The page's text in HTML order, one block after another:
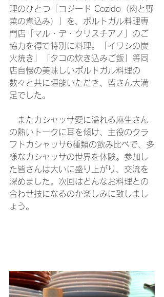
理のひとつ「コジード Cozido（肉と野
菜の煮込み）」を、ポルトガル料理専
門店「マル・デ・クリスチアノ」のご
協力を得て特別に料理。「イワシの炭
火焼き」「タコの炊き込みご飯」等同
店自慢の美味しいポルトガル料理の
数々と共に堪能いただき、皆さん大満
足でした。
またカシャッサ愛に溢れる麻生さん
の熱いトークに耳を傾け、主役のクラ
フトカシャッサ6種類の飲み比べで、多
様なカシャッサの世界を体験。参加し
た皆さんは大いに盛り上がり、交流を
深めました。次回はどんなお料理との
合わせ技になるのか楽しみに致しまし
ょう。